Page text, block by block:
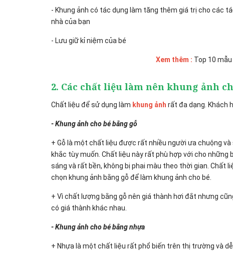
- Khung ảnh có tác dụng làm tăng thêm giá trị cho các
nhà của bạn
- Lưu giữ kỉ niệm của bé
Xem thêm : Top 10 mẫu
2. Các chất liệu làm nên khung ảnh
Chất liệu để sử dụng làm khung ảnh rất đa dạng. Khách
- Khung ảnh cho bé bằng gỗ
+ Gỗ là một chất liệu được rất nhiều người ưa chuộng
khắc tùy muốn. Chất liệu này rất phù hợp với cho những
sáng và rất bền, không bị phai màu theo thời gian. Chất
chọn khung ảnh bằng gỗ để làm khung ảnh cho bé.
+ Vì chất lượng bằng gỗ nên giá thành hơi đắt nhưng
có giá thành khác nhau.
- Khung ảnh cho bé bằng nhựa
+ Nhựa là một chất liệu rất phổ biến trên thị trường và